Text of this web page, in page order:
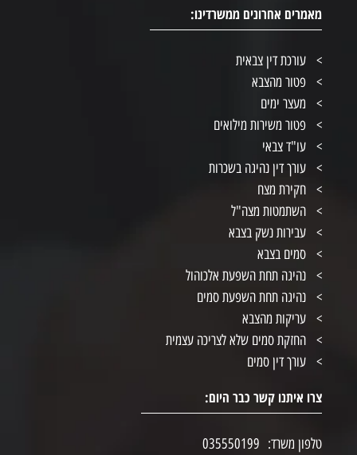
מאמרים אחרונים ממשרדינו:
עורכת דין צבאית
פטור מהצבא
מעצר ימים
פטור משירות מילואים
עו"ד צבאי
עורך דין נהיגה בשכרות
חקירת מצח
השתמטות מצה"ל
עבירות נשק בצבא
סמים בצבא
נהיגה תחת השפעת אלכוהול
נהיגה תחת השפעת סמים
עריקות מהצבא
החזקת סמים שלא לצריכה עצמית
עורך דין סמים
צרו איתנו קשר כבר היום:
טלפון משרד: 035550199